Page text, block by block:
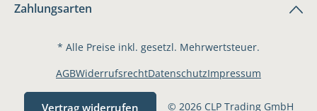
Zahlungsarten
* Alle Preise inkl. gesetzl. Mehrwertsteuer.
Vertrag widerrufen © 2026 CLP Trading GmbH
AGBWiderrufsrechtDatenschutzImpressum